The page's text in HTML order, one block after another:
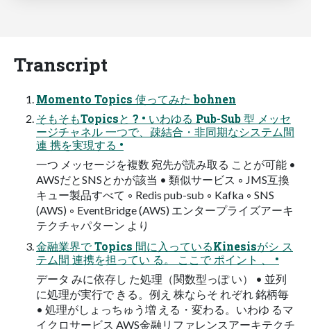
Transcript
Momento Topics 使ってみた bohnen
そもそもTopicsと ? • いわゆる Pub-Sub 型 メッセ
ージチャネル 一つで、疎結合・非同期なシステム間
連 携を実現する •
一つ メッセージを複数 宛先が読み取る ことが可能 •
AWSだとSNSとかが該当 • 類似サービス ◦ JMS互換
キュー製品すべて ◦ Redis pub-sub ◦ Kafka ◦ SNS
(AWS) ◦ EventBridge (AWS) エンタープライズアーキ
テクチャパターン より
金融業界で Topics 間に入っているKinesisがシ ス
テム間 連携を担ってい る。 ここで ポイント 、 •
データ みに依存し た処理（関数型っぽ い） • 並列
に処理が実行で きる。例え 株ならそ れぞれ 銘柄毎
• 処理がしょっちゅう増 える・変わる。いわゆ るマ
イクロサービス AWS金融リファレンスアーキテクチ